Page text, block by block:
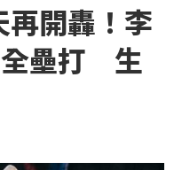
開轟！李
全壘打 生